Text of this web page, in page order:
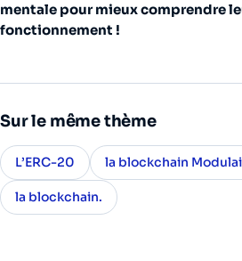
mentale pour mieux comprendre
fonctionnement !
Sur le même thème
L’ERC-20 la blockchain
la blockchain.